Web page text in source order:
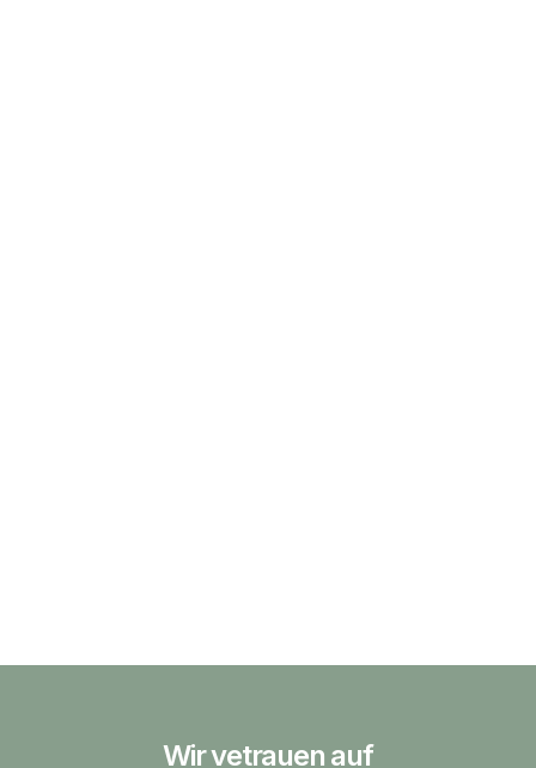
Wir vetrauen auf